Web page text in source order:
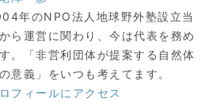
年のNPO法人地球野外塾設立当
ら運営に関わり、今は代表を務め
。「非営利団体が提案する自然体
意義」をいつも考えてます。
フィールにアクセス